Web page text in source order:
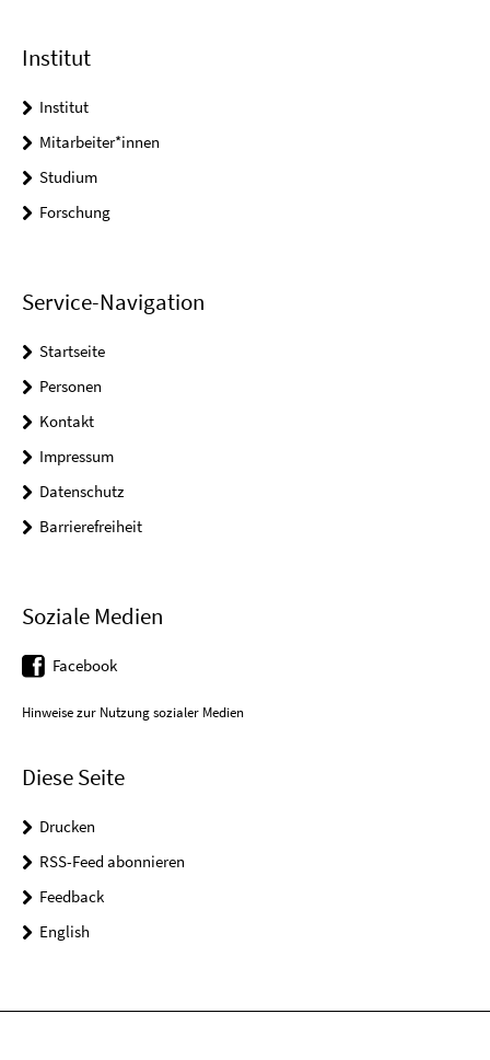
Institut
Institut
Mitarbeiter*innen
Studium
Forschung
Service-Navigation
Startseite
Personen
Kontakt
Impressum
Datenschutz
Barrierefreiheit
Soziale Medien
Facebook
Hinweise zur Nutzung sozialer Medien
Diese Seite
Drucken
RSS-Feed abonnieren
Feedback
English